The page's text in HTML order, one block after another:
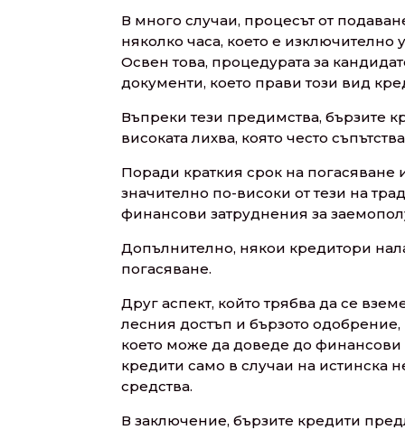
В много случаи, процесът от
няколко часа, което е
Освен това, процедурата за
документи, което прави този вид
Въпреки тези предимства, бързите
високата лихва, която често
Поради краткия срок на погасяване
значително по-високи от тези на
финансови затруднения за
Допълнително, някои кредитори
погасяване.
Друг аспект, който трябва да се
лесния достъп и бързото
което може да доведе до финансови
кредити само в случаи на истинска
средства.
В заключение, бързите кредити